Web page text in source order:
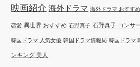
映画紹介 海外ドラマ 海外ドラマ おすす
恋愛 異世界 おすすめ 石野真子 石野真子 コンサ
韓国ドラマ 人気女優 韓国ドラマ情報局 韓国ドラマ
ンキング 美人